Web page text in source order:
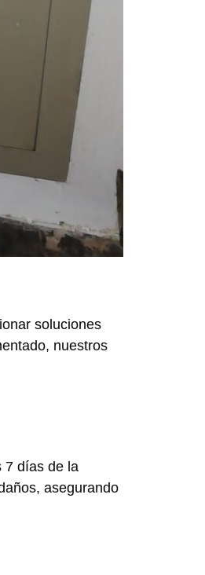
soluciones
nuestros
7 días de la
asegurando